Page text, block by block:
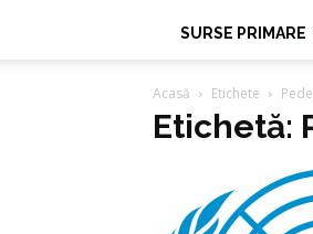
SURSE PRIMARE
Acasă Etichete
Etichetă: